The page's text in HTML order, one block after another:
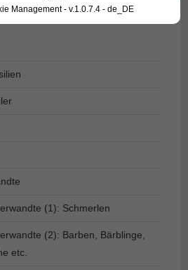
(1): Schmerlen
(2): Barben, Bärblinge,
etc.
Management - v.1.0.7.4 - de_DE